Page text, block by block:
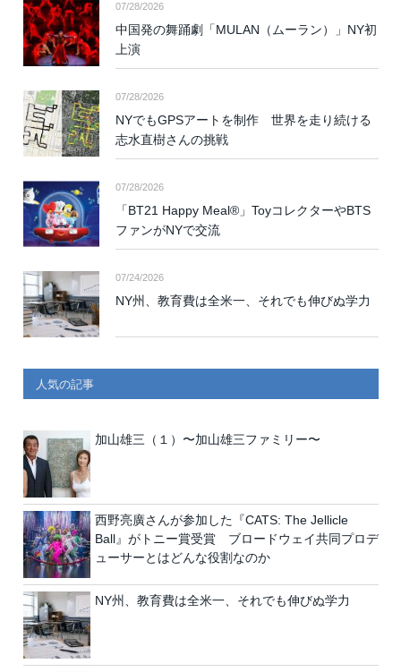
07/28/2026
中国発の舞踊劇「MULAN（ムーラン）」NY初
上演
07/28/2026
NYでもGPSアートを制作 世界を走り続ける
志水直樹さんの挑戦
07/28/2026
「BT21 Happy Meal®」ToyコレクターやBTS
ファンがNYで交流
07/24/2026
NY州、教育費は全米一、それでも伸びぬ学力
人気の記事
加山雄三（１）〜加山雄三ファミリー〜
西野亮廣さんが参加した『CATS: The Jellicle
Ball』がトニー賞受賞 ブロードウェイ共同プロデ
ューサーとはどんな役割なのか
NY州、教育費は全米一、それでも伸びぬ学力